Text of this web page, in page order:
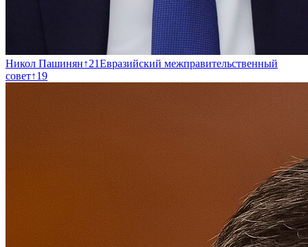
Никол Пашинян↑21Евразийский межправительственный
совет↑19